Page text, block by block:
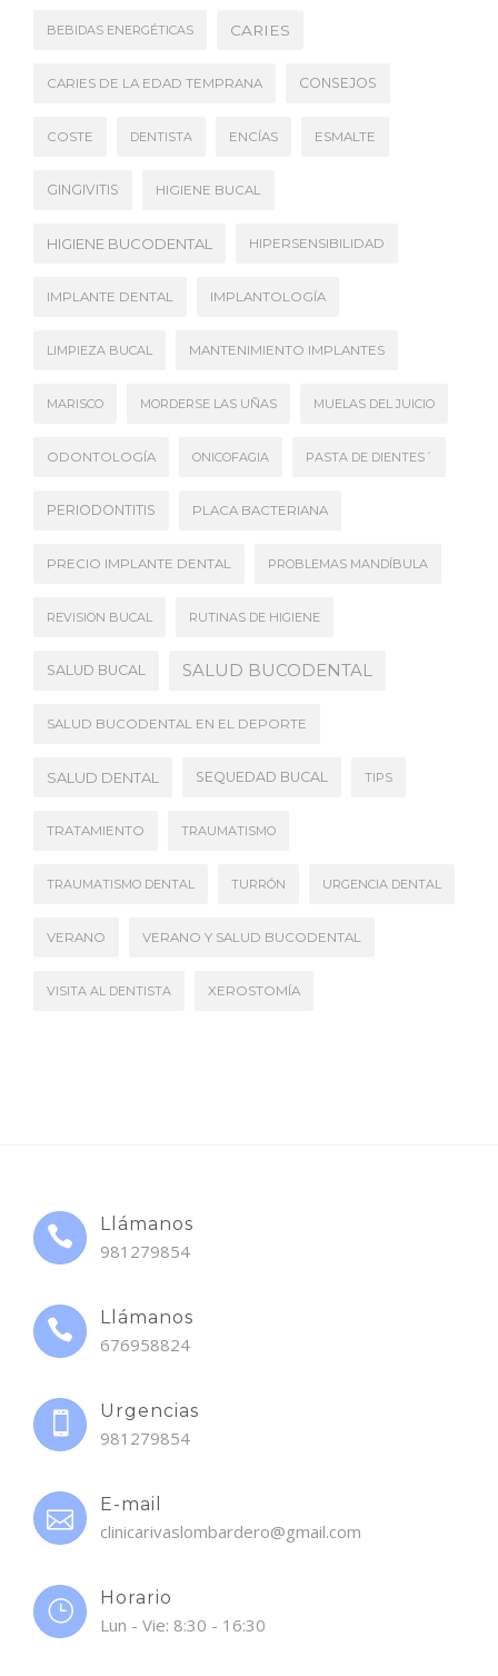
BEBIDAS ENERGÉTICAS CARIES
CARIES DE LA EDAD TEMPRANA CONSEJOS
COSTE DENTISTA ENCÍAS ESMALTE
GINGIVITIS HIGIENE BUCAL
HIGIENE BUCODENTAL HIPERSENSIBILIDAD
IMPLANTE DENTAL IMPLANTOLOGÍA
LIMPIEZA BUCAL MANTENIMIENTO IMPLANTES
MARISCO MORDERSE LAS UÑAS MUELAS DEL JUICIO
ODONTOLOGÍA ONICOFAGIA PASTA DE DIENTES´
PERIODONTITIS PLACA BACTERIANA
PRECIO IMPLANTE DENTAL PROBLEMAS MANDÍBULA
REVISION BUCAL RUTINAS DE HIGIENE
SALUD BUCAL SALUD BUCODENTAL
SALUD BUCODENTAL EN EL DEPORTE
SALUD DENTAL SEQUEDAD BUCAL TIPS
TRATAMIENTO TRAUMATISMO
TRAUMATISMO DENTAL TURRÓN URGENCIA DENTAL
VERANO VERANO Y SALUD BUCODENTAL
VISITA AL DENTISTA XEROSTOMÍA
Llámanos
981279854
Llámanos
676958824
Urgencias
981279854
E-mail
clinicarivaslombardero@gmail.com
Horario
Lun - Vie: 8:30 - 16:30